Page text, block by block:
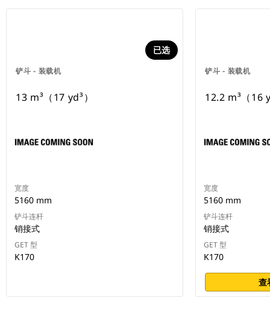
铲斗 - 装载机
已选
13 m³（17 yd³）
宽度
5160 mm
铲斗连杆
销接式
GET 型
K170
铲斗 - 装载机
12.2 m³（16
宽度
5160 mm
铲斗连杆
销接式
GET 型
K170
查